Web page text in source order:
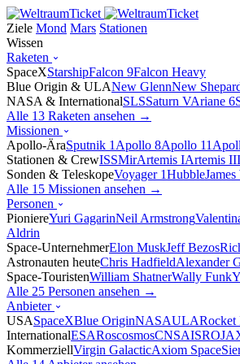
Ziele Mond Mars Stationen
Wissen
Raketen
SpaceXStarshipFalcon 9Falcon Heavy
Blue Origin & ULANew GlennNew
NASA & InternationalSLSSaturn VAriane 6
Alle 13 Raketen ansehen →
Missionen
Apollo-ÄraSputnik 1 Apollo 8Apollo 11
Stationen & CrewISSMirArtemis IArtemis II
Sonden & TeleskopeVoyager 1Hubble
Alle 15 Missionen ansehen →
Personen
PioniereYuri GagarinNeil Armstrong
Aldrin
Space-UnternehmerElon MuskJeff Bezos
Astronauten heuteChris HadfieldAlexander
Space-TouristenWilliam ShatnerWally Funk
Alle 25 Personen ansehen →
Anbieter
USASpaceXBlue OriginNASAULARocket
InternationalESARoscosmosCNSAISRO
KommerziellVirgin GalacticAxiom Space